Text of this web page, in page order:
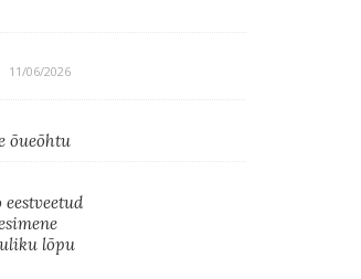
11/06/2026
õueõhtu
lõpu